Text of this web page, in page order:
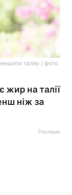
талію / фото
жир на талії
ніж за
Реклама